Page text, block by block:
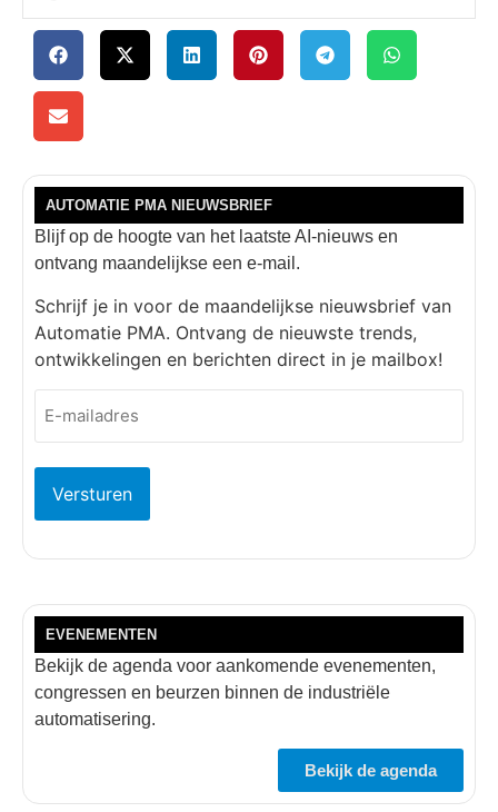
AUTOMATIE PMA NIEUWSBRIEF
Blijf op de hoogte van het laatste AI-nieuws en
ontvang maandelijkse een e-mail.
Schrijf je in voor de maandelijkse nieuwsbrief van
Automatie PMA. Ontvang de nieuwste trends,
ontwikkelingen en berichten direct in je mailbox!
E-
mailadres
EVENEMENTEN
Bekijk de agenda voor aankomende evenementen,
congressen en beurzen binnen de industriële
automatisering.
Bekijk de agenda